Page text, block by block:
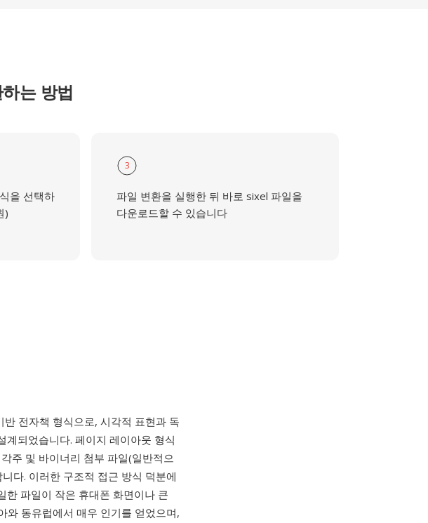
는 방법
을 선택하
)
3
파일 변환을 실행한 뒤 바로 sixel 파일을
다운로드할 수 있습니다
전자책 형식으로, 시각적 표현과 독
되었습니다. 페이지 레이아웃 형식
주 및 바이너리 첨부 파일(일반적으
다. 이러한 구조적 접근 방식 덕분에
한 파일이 작은 휴대폰 화면이나 큰
와 동유럽에서 매우 인기를 얻었으며,